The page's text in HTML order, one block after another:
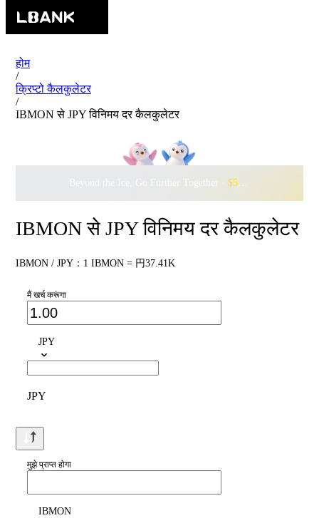
होम
/
क्रिप्टो कैलकुलेटर
/
IBMON से JPY विनिमय दर कैलकुलेटर
Beyond the Ice, Go Further Together · $500,000
IBMON से JPY विनिमय दर कैलकुलेटर
IBMON / JPY：1 IBMON = 円37.41K
मैं खर्च करूंगा
JPY
JPY
मुझे प्राप्त होगा
IBMON